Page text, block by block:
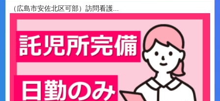
（広島市安佐北区可部）訪問看護...